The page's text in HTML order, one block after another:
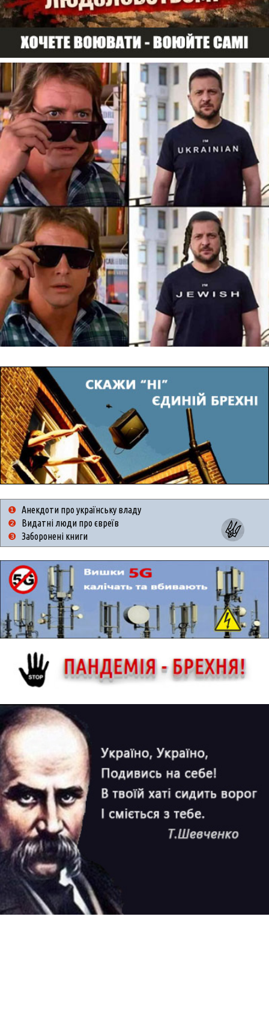
❶ Анекдоти про українську владу
❷
Видатні люди про євреїв
❸ Заборонені книги